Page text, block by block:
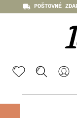
POŠTOVNÉ